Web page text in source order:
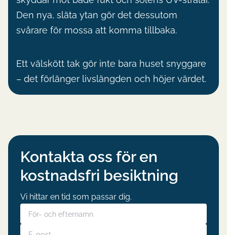
Den nya, släta ytan gör det dessutom
svårare för mossa att komma tillbaka.
Ett välskött tak gör inte bara huset snyggare
– det förlänger livslängden och höjer värdet.
Kontakta oss för en
kostnadsfri besiktning
Vi hittar en tid som passar dig.
För- och efternamn
E-post